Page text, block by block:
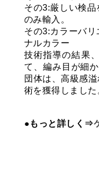
その3:厳しい検
のみ輸入。
その3:カラーバ
ナルカラー
技術指導の結果
て、編み目が細
団体は、高級感
術を獲得しました
●もっと詳しく⇒